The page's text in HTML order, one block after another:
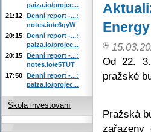
Od 22.
pražské
Pražská
zařazeny
paiza.io/projec...
21:12 Denní report -...:
notes.io/e6qyW
20:15 Denní report -...:
paiza.io/projec...
20:15 Denní report -...:
notes.io/e5TUT
17:50 Denní report -...:
paiza.io/projec...
Škola investování